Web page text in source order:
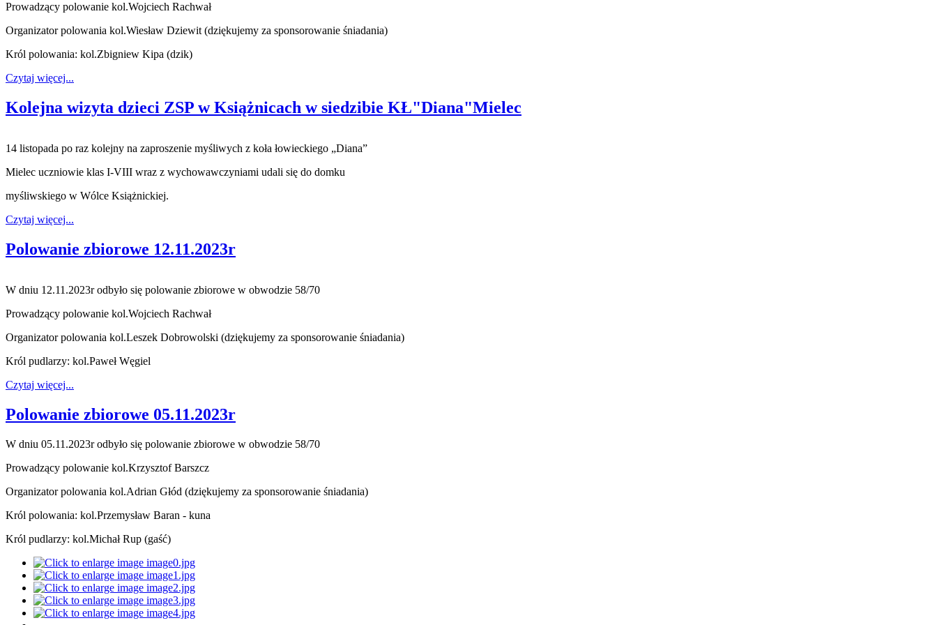
Prowadzący polowanie kol.Wojciech Rachwał
Organizator polowania kol.Wiesław Dziewit (dziękujemy za sponsorowanie śniadania)
Król polowania: kol.Zbigniew Kipa (dzik)
Czytaj więcej...
Kolejna wizyta dzieci ZSP w Książnicach w siedzibie KŁ"Diana"Mielec
14 listopada po raz kolejny na zaproszenie myśliwych z koła łowieckiego „Diana”
Mielec uczniowie klas I-VIII wraz z wychowawczyniami udali się do domku
myśliwskiego w Wólce Książnickiej.
Czytaj więcej...
Polowanie zbiorowe 12.11.2023r
W dniu 12.11.2023r odbyło się polowanie zbiorowe w obwodzie 58/70
Prowadzący polowanie kol.Wojciech Rachwał
Organizator polowania kol.Leszek Dobrowolski (dziękujemy za sponsorowanie śniadania)
Król pudlarzy: kol.Paweł Węgiel
Czytaj więcej...
Polowanie zbiorowe 05.11.2023r
W dniu 05.11.2023r odbyło się polowanie zbiorowe w obwodzie 58/70
Prowadzący polowanie kol.Krzysztof Barszcz
Organizator polowania kol.Adrian Głód (dziękujemy za sponsorowanie śniadania)
Król polowania: kol.Przemysław Baran - kuna
Król pudlarzy: kol.Michał Rup (gaść)